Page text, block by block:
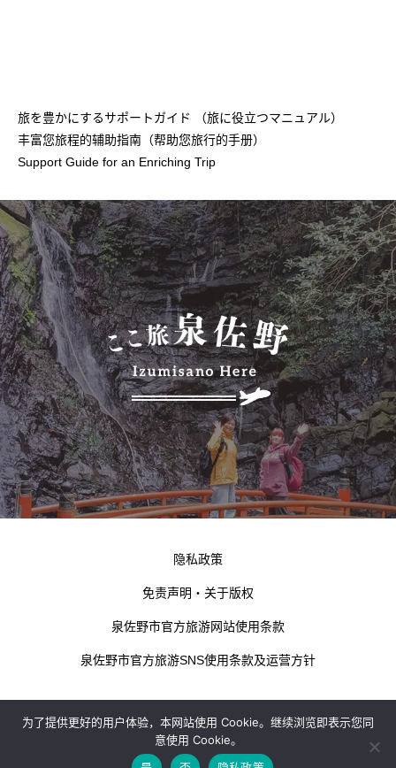
旅を豊かにするサポートガイド （旅に役立つマニュアル）
丰富您旅程的辅助指南（帮助您旅行的手册）
Support Guide for an Enriching Trip
隐私政策
免责声明・关于版权
泉佐野市官方旅游网站使用条款
泉佐野市官方旅游SNS使用条款及运营方针
为了提供更好的用户体验，本网站使用 Cookie。继续浏览即表示您同
意使用 Cookie。